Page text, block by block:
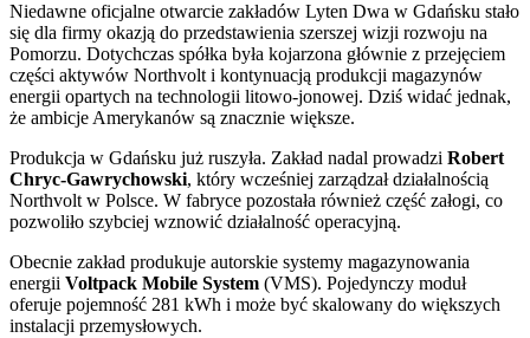
Niedawne oficjalne otwarcie zakładów Lyten Dwa w Gdańsku stało
się dla firmy okazją do przedstawienia szerszej wizji rozwoju na
Pomorzu. Dotychczas spółka była kojarzona głównie z przejęciem
części aktywów Northvolt i kontynuacją produkcji magazynów
energii opartych na technologii litowo-jonowej. Dziś widać jednak,
że ambicje Amerykanów są znacznie większe.
Produkcja w Gdańsku już ruszyła. Zakład nadal prowadzi Robert
Chryc-Gawrychowski, który wcześniej zarządzał działalnością
Northvolt w Polsce. W fabryce pozostała również część załogi, co
pozwoliło szybciej wznowić działalność operacyjną.
Obecnie zakład produkuje autorskie systemy magazynowania
energii Voltpack Mobile System (VMS). Pojedynczy moduł
oferuje pojemność 281 kWh i może być skalowany do większych
instalacji przemysłowych.